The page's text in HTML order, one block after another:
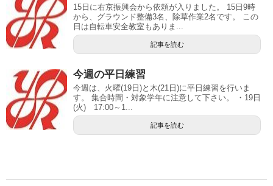
15日に右京振興会から依頼が入りました。 15日9時
から、グラウンド整備3名、除草作業2名です。 この
日は自転車安全教室もありま...
記事を読む
今週の平日練習
今週は、火曜(19日)と木(21日)に平日練習を行いま
す。 集合時間・対象学年に注意して下さい。 ・19日
(火) 17:00～1...
記事を読む